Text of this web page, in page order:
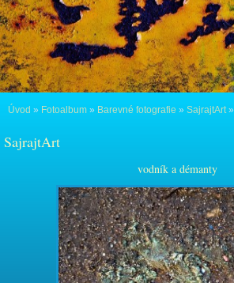
Úvod » Fotoalbum » Barevné fotografie » SajrajtArt»
SajrajtArt
vodník a démanty